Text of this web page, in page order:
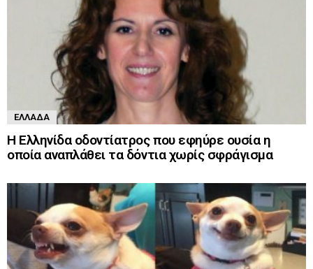
ΕΛΛΆΔΑ
Η Ελληνίδα οδοντίατρος που εφηύρε ουσία η
οποία αναπλάθει τα δόντια χωρίς σφράγισμα